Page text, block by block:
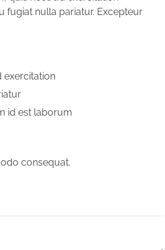
fugiat nulla pariatur. Excepteur
exercitation
id est laborum
consequat.